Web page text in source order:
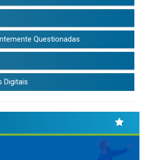
Questionadas
Digitais